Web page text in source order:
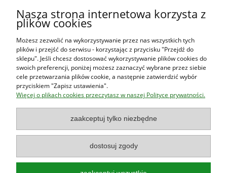
O firmie
Księgarnia Las Książek www.lasksiazek.pl| Aleje Jerozolimskie
53 (p. 2, lok. 212)| 00-697 Warszawa | 22 290 23 47 | Serdecznie
zapraszamy!
jest czynna od poniedziałku do piątku w godzinach
- 16:00
Nasza strona internetowa korzysta z
plików cookies
Możesz zezwolić na wykorzystywanie przez nas wszystkich tych
plików i przejść do serwisu - korzystając z przycisku "Przejdź do
sklepu". Jeśli chcesz dostosować wykorzystywanie plików cookies do
swoich preferencji, poniżej możesz zaznaczyć wybrane przez siebie
cele przetwarzania plików cookie, a następnie zatwierdzić wybór
przyciskiem "Zapisz ustawienia".
Więcej o plikach cookies przeczytasz w naszej Polityce prywatności.
zaakceptuj tylko niezbędne
dostosuj zgody